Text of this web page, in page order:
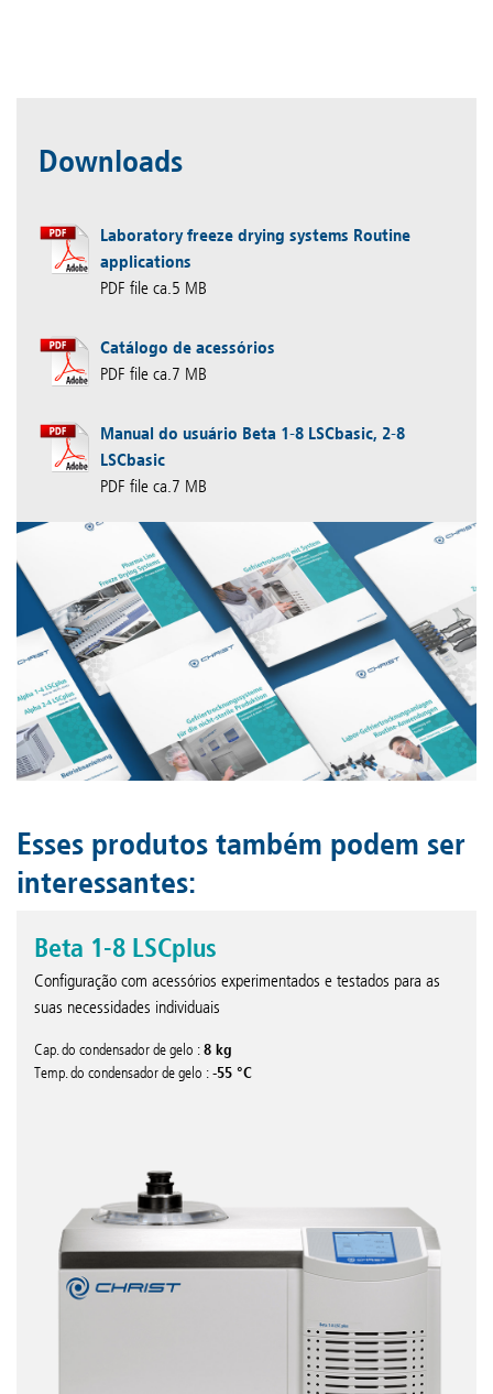
Downloads
Laboratory freeze drying systems Routine
applications
PDF file ca.5 MB
Catálogo de acessórios
PDF file ca.7 MB
Manual do usuário Beta 1-8 LSCbasic, 2-8
LSCbasic
PDF file ca.7 MB
Esses produtos também podem ser
interessantes:
Beta 1-8 LSCplus
Configuração com acessórios experimentados e testados para as
suas necessidades individuais
Cap. do condensador de gelo :8 kg
Temp. do condensador de gelo :-55 °C